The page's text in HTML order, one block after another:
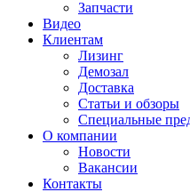
Запчасти
Видео
Клиентам
Лизинг
Демозал
Доставка
Статьи и обзоры
Специальные
О компании
Новости
Вакансии
Контакты